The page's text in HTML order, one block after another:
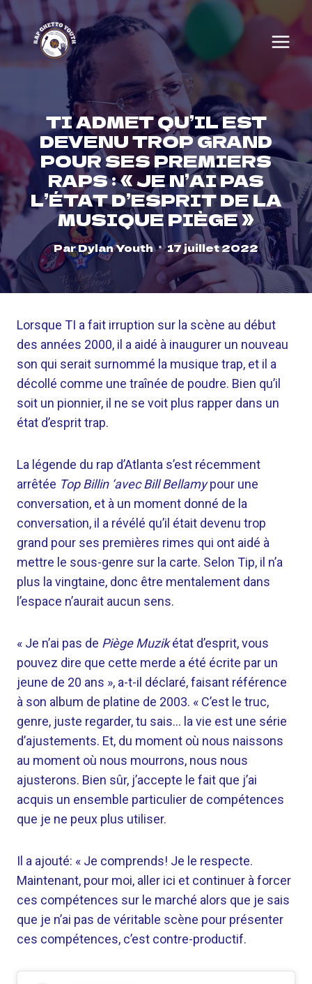
Skip
to
content
TI ADMET QU’IL EST
DEVENU TROP GRAND
POUR SES PREMIERS
RAPS : « JE N’AI PAS
L’ÉTAT D’ESPRIT DE LA
MUSIQUE PIÈGE »
ParDylan Youth 17 juillet 2022
Lorsque TI a fait irruption sur la scène au début
des années 2000, il a aidé à inaugurer un nouveau
son qui serait surnommé la musique trap, et il a
décollé comme une traînée de poudre. Bien qu’il
soit un pionnier, il ne se voit plus rapper dans un
état d’esprit trap.
La légende du rap d’Atlanta s’est récemment
arrêtée Top Billin ‘avec Bill Bellamypour une
conversation, et à un moment donné de la
conversation, il a révélé qu’il était devenu trop
grand pour ses premières rimes qui ont aidé à
mettre le sous-genre sur la carte. Selon Tip, il n’a
plus la vingtaine, donc être mentalement dans
l’espace n’aurait aucun sens.
« Je n’ai pas de Piège Muzikétat d’esprit, vous
pouvez dire que cette merde a été écrite par un
jeune de 20 ans », a-t-il déclaré, faisant référence
à son album de platine de 2003. « C’est le truc,
genre, juste regarder, tu sais… la vie est une série
d’ajustements. Et, du moment où nous naissons
au moment où nous mourrons, nous nous
ajusterons. Bien sûr, j’accepte le fait que j’ai
acquis un ensemble particulier de compétences
que je ne peux plus utiliser.
Il a ajouté: « Je comprends! Je le respecte.
Maintenant, pour moi, aller ici et continuer à forcer
ces compétences sur le marché alors que je sais
que je n’ai pas de véritable scène pour présenter
ces compétences, c’est contre-productif.